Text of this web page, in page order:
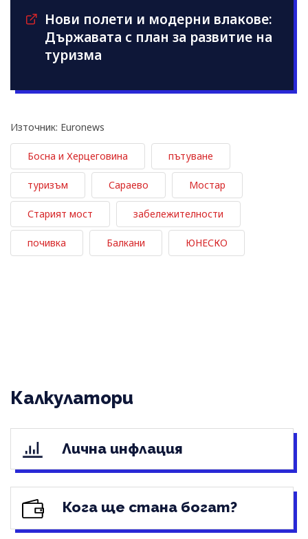
Нови полети и модерни влакове:
Държавата с план за развитие на
туризма
Източник: Euronews
Босна и Херцеговина пътуване
туризъм Сараево Мостар
Старият мост забележителности
почивка Балкани ЮНЕСКО
Калкулатори
Лична инфлация
Кога ще стана богат?